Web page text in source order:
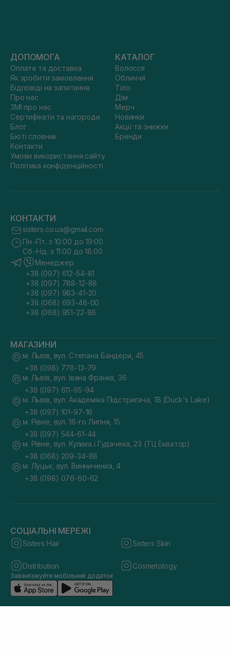
ДОПОМОГА
Оплата та доставка
Як зробити замовлення
Відповіді на запитання
Про нас
ЗМІ про нас
Сертифікати та нагороди
Блог
Бюті словник
Контакти
Умови використання сайту
Політика конфіденційності
КАТАЛОГ
Волосся
Обличчя
Тіло
Дім
Мерч
Новинки
Акції та знижки
Бренди
КОНТАКТИ
sisters.co.ua@gmail.com
Пн.-Пт. з 10:00 до 19:00
Сб.-Нд. з 11:00 до 18:00
Менеджер
+38 (097) 612-54-81
+38 (097) 788-12-88
+38 (097) 983-41-20
+38 (068) 693-46-00
+38 (068) 951-22-86
МАГАЗИНИ
м. Львів, вул. Степана Бандери, 45
+38 (098) 778-13-79
м. Львів, вул. Івана Франка, 36
+38 (097) 611-95-94
м. Львів, вул. Академіка Підстригача, 1В (Duck's Lake)
+38 (097) 101-97-16
м. Рівне, вул. 16-го Липня, 15
+38 (097) 544-61-44
м. Рівне, вул. Кулика і Гудачека, 23 (ТЦ Екватор)
+38 (068) 209-34-88
м. Луцьк, вул. Винниченка, 4
+38 (098) 076-60-62
СОЦІАЛЬНІ МЕРЕЖІ
Sisters Hair Sisters Skin
Distribution Cosmetology
Завантажуйте мобільний додаток